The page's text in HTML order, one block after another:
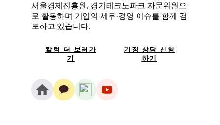
서울경제진흥원, 경기테크노파크 자문위원으
로 활동하며 기업의 세무·경영 이슈를 함께 검
토하고 있습니다.
칼럼 더 보러가
기
기장 상담 신청
하기